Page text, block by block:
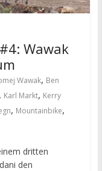
Wawak
Wawak, Ben
Karl Markt, Kerry
, Mountainbike,
dritten
den